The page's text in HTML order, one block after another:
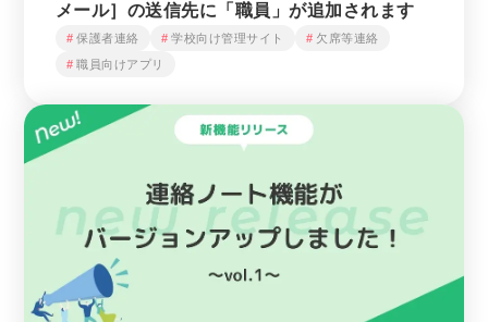
メール］の送信先に「職員」が追加されます
保護者連絡 学校向け管理サイト
欠席等連絡
職員向けアプリ